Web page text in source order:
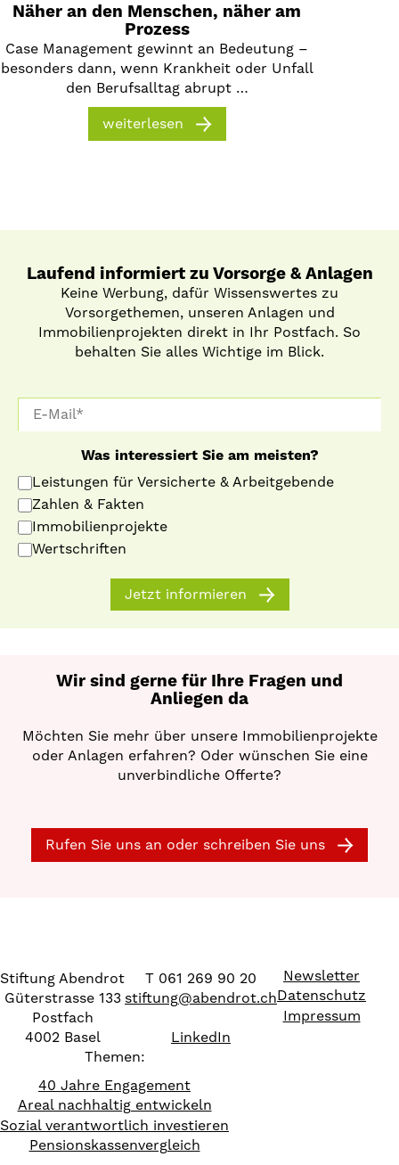
Näher an den Menschen, näher am
Prozess
Case Management gewinnt an Bedeutung –
besonders dann, wenn Krankheit oder Unfall
den Berufsalltag abrupt …
weiterlesen
Laufend informiert zu Vorsorge & Anlagen
Keine Werbung, dafür Wissenswertes zu
Vorsorgethemen, unseren Anlagen und
Immobilienprojekten direkt in Ihr Postfach. So
behalten Sie alles Wichtige im Blick.
Was interessiert Sie am meisten?
Leistungen für Versicherte & Arbeitgebende
Zahlen & Fakten
Immobilienprojekte
Wertschriften
Jetzt informieren
Wir sind gerne für Ihre Fragen und
Anliegen da
Möchten Sie mehr über unsere Immobilienprojekte
oder Anlagen erfahren? Oder wünschen Sie eine
unverbindliche Offerte?
Rufen Sie uns an oder schreiben Sie uns
Stiftung Abendrot
Güterstrasse 133
Postfach
4002 Basel
T 061 269 90 20
stiftung@abendrot.ch
LinkedIn
Newsletter
Datenschutz
Impressum
Themen:
40 Jahre Engagement
Areal nachhaltig entwickeln
Sozial verantwortlich investieren
Pensionskassenvergleich